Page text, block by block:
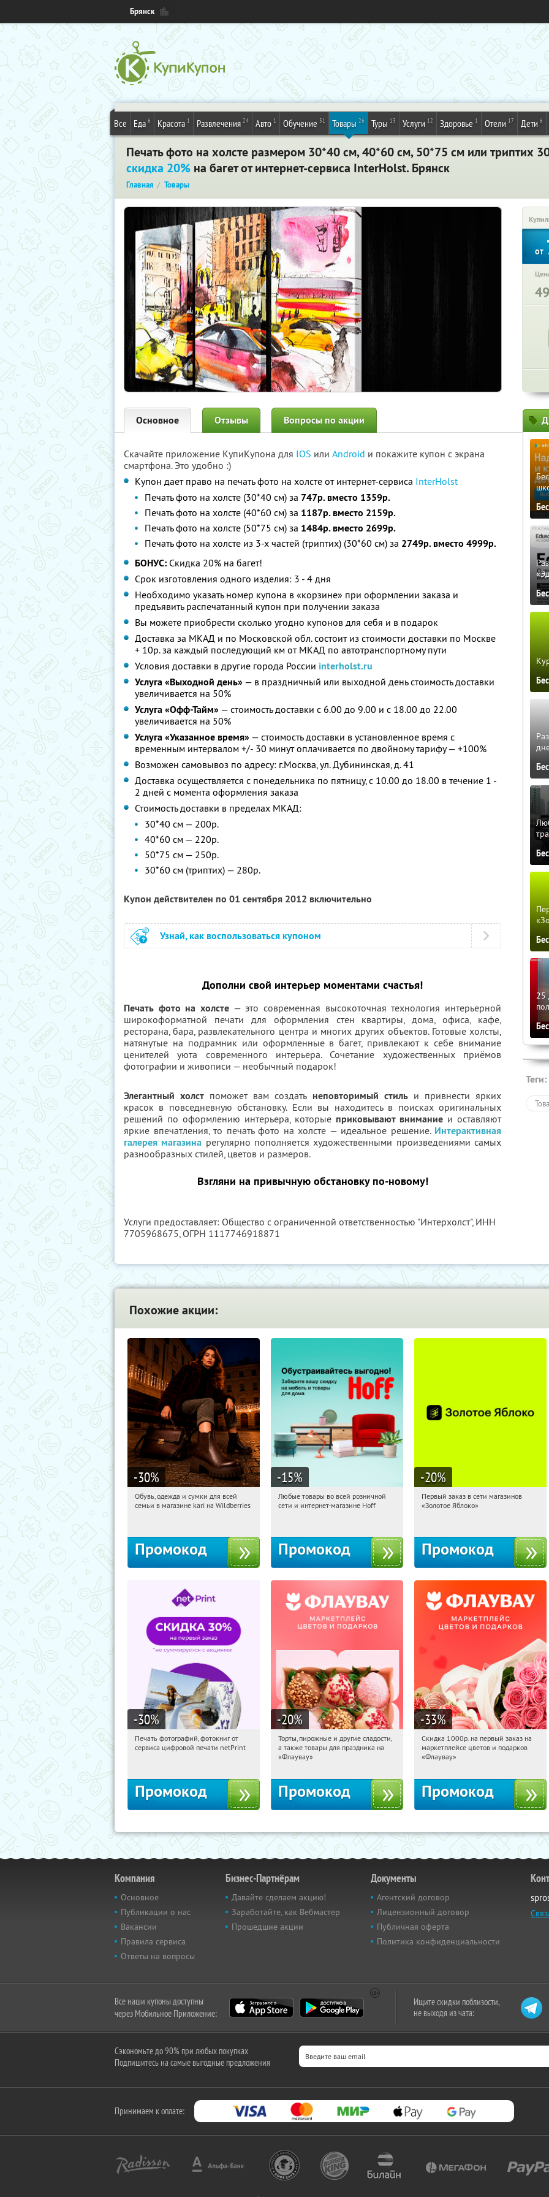
Брянск
Все Еда 6 Красота 1 Развлечения 24 Авто 1 Обучение 31 Товары 26 Туры 13 Услуги 12 Здоровье 1 Отели 17 Дети 6
Печать фото на холсте размером 30*40 см, 40*60 см, 50*75 см или триптих
скидка 20% на багет от интернет-сервиса InterHolst. Брянск
Главная Товары
от
Основное Отзывы Вопросы по акции
Скачайте приложение КупиКупона для IOS или Android и покажите купон с экрана
смартфона. Это удобно :)
Купон дает право на печать фото на холсте от интернет-сервиса InterHolst
Печать фото на холсте (30*40 см) за 747р. вместо 1359р.
Печать фото на холсте (40*60 см) за 1187р. вместо 2159р.
Печать фото на холсте (50*75 см) за 1484р. вместо 2699р.
Печать фото на холсте из 3-х частей (триптих) (30*60 см) за 2749р. вместо 4999р.
БОНУС: Скидка 20% на багет!
Срок изготовления одного изделия: 3 - 4 дня
Необходимо указать номер купона в «корзине» при оформлении заказа и
предъявить распечатанный купон при получении заказа
Вы можете приобрести сколько угодно купонов для себя и в подарок
Доставка за МКАД и по Московской обл. состоит из стоимости доставки по Москве
+ 10р. за каждый последующий км от МКАД по автотранспортному пути
Условия доставки в другие города России interholst.ru
Услуга «Выходной день» — в праздничный или выходной день стоимость доставки
увеличивается на 50%
Услуга «Офф-Тайм» — стоимость доставки с 6.00 до 9.00 и с 18.00 до 22.00
увеличивается на 50%
Услуга «Указанное время» — стоимость доставки в установленное время с
временным интервалом +/- 30 минут оплачивается по двойному тарифу — +100%
Возможен самовывоз по адресу: г.Москва, ул. Дубининская, д. 41
Доставка осуществляется с понедельника по пятницу, с 10.00 до 18.00 в течение 1 -
2 дней с момента оформления заказа
Стоимость доставки в пределах МКАД:
30*40 см — 200р.
40*60 см — 220р.
50*75 см — 250р.
30*60 см (триптих) — 280р.
Купон действителен по 01 сентября 2012 включительно
Узнай, как воспользоваться купоном
Дополни свой интерьер моментами счастья!
Печать фото на холсте — это современная высокоточная технология интерьерной
широкоформатной печати для оформления стен квартиры, дома, офиса, кафе,
ресторана, бара, развлекательного центра и многих других объектов. Готовые холсты,
натянутые на подрамник или оформленные в багет, привлекают к себе внимание
ценителей уюта современного интерьера. Сочетание художественных приёмов
фотографии и живописи — необычный подарок!
Элегантный холст поможет вам создать неповторимый стильи привнести ярких
красок в повседневную обстановку. Если вы находитесь в поисках оригинальных
решений по оформлению интерьера, которые приковывают внимание и оставляют
яркие впечатления, то печать фото на холсте — идеальное решение. Интерактивная
галерея магазина регулярно пополняется художественными произведениями самых
разнообразных стилей, цветов и размеров.
Взгляни на привычную обстановку по-новому!
Услуги предоставляет: Общество с ограниченной ответственностью "Интерхолст", ИНН
7705968675, ОГРН 1117746918871
25
Теги:
Похожие акции:
-30%
15:35:25 Получили:
Обувь, одежда и сумки для всей
семьи в магазине kari на Wildberries
Промокод
-15%
15:35:25 Получили:
Любые товары во всей розничной
сети и интернет-магазине Hoff
Промокод
-20%
15:35:25
Получи первым!
Первый заказ в сети магазинов
«Золотое Яблоко»
Промокод
-30%
15:35:25 Получили:
Печать фотографий, фотокниг от
сервиса цифровой печати netPrint
Промокод
-20%
15:35:25 Получили:
Россия
Торты, пирожные и другие сладости,
а также товары для праздника на
«Флаувау»
Промокод
-33%
15:35:25 Получили:
Россия
Скидка 1000р. на первый заказ на
маркетплейсе цветов и подарков
«Флаувау»
Промокод
Компания
Основное
Публикации о нас
Вакансии
Правила сервиса
Ответы на вопросы
Бизнес-Партнёрам
Давайте сделаем акцию!
Заработайте, как Вебмастер
Прошедшие акции
Документы
Агентский договор
Лицензионный договор
Публичная оферта
Политика конфиденциальности
Все наши купоны доступны
через Мобильное Приложение:
Ищите скидки поблизости,
не выходя из чата:
Сэкономьте до 90% при любых покупках
Подпишитесь на самые выгодные предложения
Принимаем к оплате: